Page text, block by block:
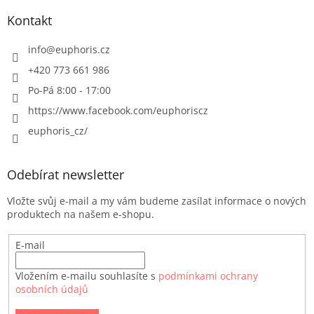
Kontakt
info@euphoris.cz
+420 773 661 986
Po-Pá 8:00 - 17:00
https://www.facebook.com/euphoriscz
euphoris_cz/
Odebírat newsletter
Vložte svůj e-mail a my vám budeme zasílat informace o nových
produktech na našem e-shopu.
E-mail
Vložením e-mailu souhlasíte s podmínkami ochrany
osobních údajů